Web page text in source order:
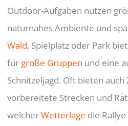
Outdoor-Aufgaben nutzen
naturnahes Ambiente und
Wald, Spielplatz oder Park
für große Gruppen und eine
Schnitzeljagd. Oft bieten auch
vorbereitete Strecken und
welcherWetterlage die